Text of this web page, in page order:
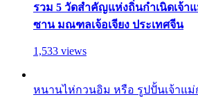
รวม 5 วัดสำคัญแห่งถิ่นกำเนิดเจ้า
ซาน มณฑลเจ้อเจียง ประเทศจีน
1,533 views
หนานไห่กวนอิม หรือ รูปปั้นเจ้าแม่